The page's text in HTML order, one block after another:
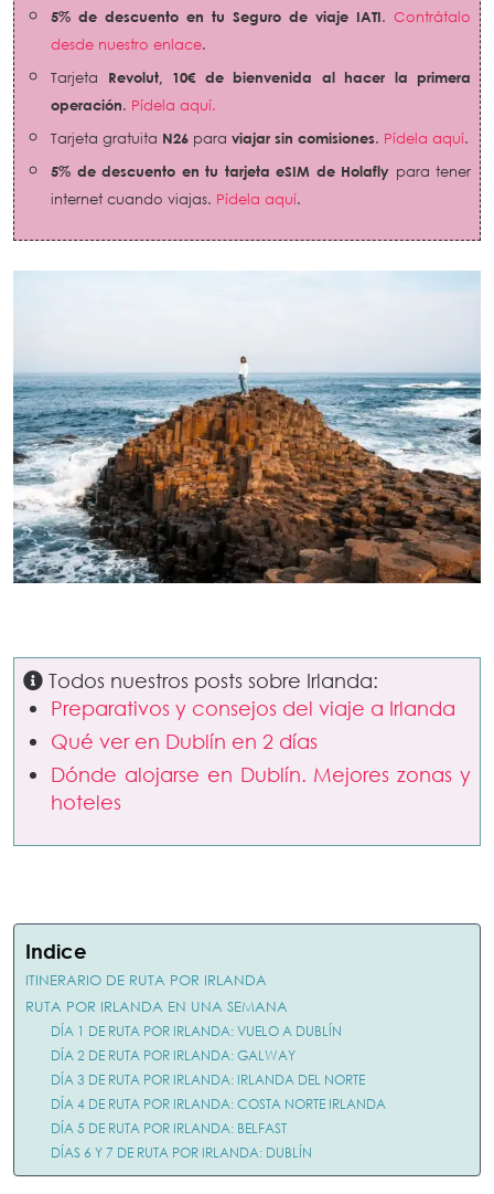
5% de descuento en tu Seguro de viaje IATI. Contrátalo
desde nuestro enlace.
Tarjeta Revolut, 10€ de bienvenida al hacer la primera
operación. Pídela aquí.
Tarjeta gratuita N26 para viajar sin comisiones. Pídela aquí.
5% de descuento en tu tarjeta eSIM de Holafly para tener
internet cuando viajas. Pídela aquí.
Todos nuestros posts sobre Irlanda:
Preparativos y consejos del viaje a Irlanda
Qué ver en Dublín en 2 días
Dónde alojarse en Dublín. Mejores zonas y
hoteles
Indice
ITINERARIO DE RUTA POR IRLANDA
RUTA POR IRLANDA EN UNA SEMANA
DÍA 1 DE RUTA POR IRLANDA: VUELO A DUBLÍN
DÍA 2 DE RUTA POR IRLANDA: GALWAY
DÍA 3 DE RUTA POR IRLANDA: IRLANDA DEL NORTE
DÍA 4 DE RUTA POR IRLANDA: COSTA NORTE IRLANDA
DÍA 5 DE RUTA POR IRLANDA: BELFAST
DÍAS 6 Y 7 DE RUTA POR IRLANDA: DUBLÍN